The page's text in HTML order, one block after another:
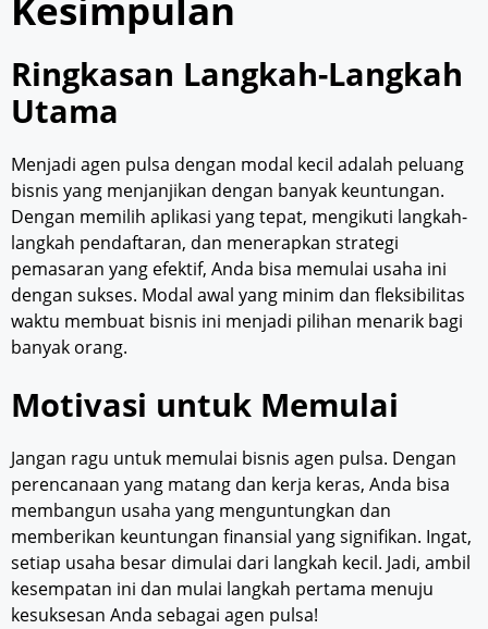
Kesimpulan
Ringkasan Langkah-Langkah
Utama
Menjadi agen pulsa dengan modal kecil adalah peluang
bisnis yang menjanjikan dengan banyak keuntungan.
Dengan memilih aplikasi yang tepat, mengikuti langkah-
langkah pendaftaran, dan menerapkan strategi
pemasaran yang efektif, Anda bisa memulai usaha ini
dengan sukses. Modal awal yang minim dan fleksibilitas
waktu membuat bisnis ini menjadi pilihan menarik bagi
banyak orang.
Motivasi untuk Memulai
Jangan ragu untuk memulai bisnis agen pulsa. Dengan
perencanaan yang matang dan kerja keras, Anda bisa
membangun usaha yang menguntungkan dan
memberikan keuntungan finansial yang signifikan. Ingat,
setiap usaha besar dimulai dari langkah kecil. Jadi, ambil
kesempatan ini dan mulai langkah pertama menuju
kesuksesan Anda sebagai agen pulsa!